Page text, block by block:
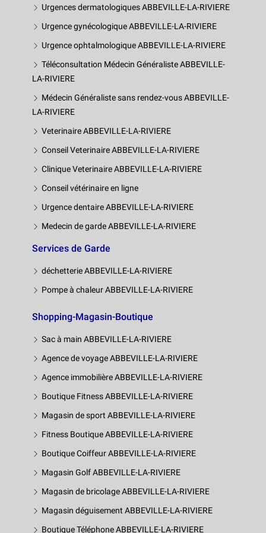
Urgences dermatologiques ABBEVILLE-LA-RIVIERE
Urgence gynécologique ABBEVILLE-LA-RIVIERE
Urgence ophtalmologique ABBEVILLE-LA-RIVIERE
Téléconsultation Médecin Généraliste ABBEVILLE-
LA-RIVIERE
Médecin Généraliste sans rendez-vous ABBEVILLE-
LA-RIVIERE
Veterinaire ABBEVILLE-LA-RIVIERE
Conseil Veterinaire ABBEVILLE-LA-RIVIERE
Clinique Veterinaire ABBEVILLE-LA-RIVIERE
Conseil vétérinaire en ligne
Urgence dentaire ABBEVILLE-LA-RIVIERE
Medecin de garde ABBEVILLE-LA-RIVIERE
Services de Garde
déchetterie ABBEVILLE-LA-RIVIERE
Pompe à chaleur ABBEVILLE-LA-RIVIERE
Shopping-Magasin-Boutique
Sac à main ABBEVILLE-LA-RIVIERE
Agence de voyage ABBEVILLE-LA-RIVIERE
Agence immobilière ABBEVILLE-LA-RIVIERE
Boutique Fitness ABBEVILLE-LA-RIVIERE
Magasin de sport ABBEVILLE-LA-RIVIERE
Fitness Boutique ABBEVILLE-LA-RIVIERE
Boutique Coiffeur ABBEVILLE-LA-RIVIERE
Magasin Golf ABBEVILLE-LA-RIVIERE
Magasin de bricolage ABBEVILLE-LA-RIVIERE
Magasin déguisement ABBEVILLE-LA-RIVIERE
Boutique Téléphone ABBEVILLE-LA-RIVIERE